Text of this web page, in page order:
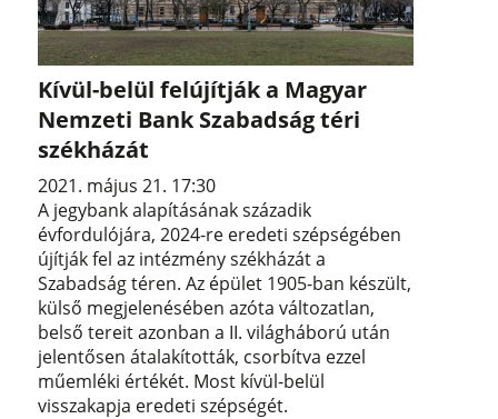
Kívül-belül felújítják a Magyar
Nemzeti Bank Szabadság téri
székházát
2021. május 21. 17:30
A jegybank alapításának századik
évfordulójára, 2024-re eredeti szépségében
újítják fel az intézmény székházát a
Szabadság téren. Az épület 1905-ban készült,
külső megjelenésében azóta változatlan,
belső tereit azonban a II. világháború után
jelentősen átalakították, csorbítva ezzel
műemléki értékét. Most kívül-belül
visszakapja eredeti szépségét.